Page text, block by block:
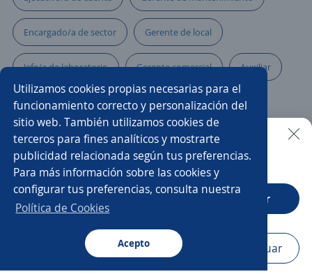
Utilizamos cookies propias necesarias para el
funcionamiento correcto y personalización del
sitio web. También utilizamos cookies de
terceros para fines analíticos y mostrarte
publicidad relacionada según tus preferencias.
Para más información sobre las cookies y
configurar tus preferencias, consulta nuestra
Política de Cookies
Acepto
Buscar Postulaciones Avisos Favoritos
Encargado/a de sector Gerente de local
Jefe/a de laboratorio Gerente comercial Auxiliar
Reponedores/as
Gerente de seguridad e higiene industrial
Gerente de planta Jefe/a de servicio
Production manager
Gerente de recursos humanos Supervisor/a de ventas
Buscar es más fácil en la app
CT App Abrir
Navegador Continuar